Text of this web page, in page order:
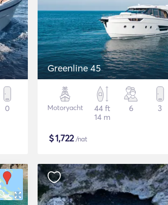
0
Greenline 45
Motoryacht
44 ft
14 m
6 3
$1,722/nat